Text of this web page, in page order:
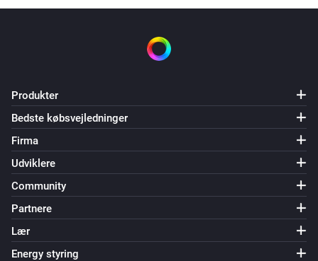
Produkter
Bedste købsvejledninger
Firma
Udviklere
Community
Partnere
Lær
Energy styring